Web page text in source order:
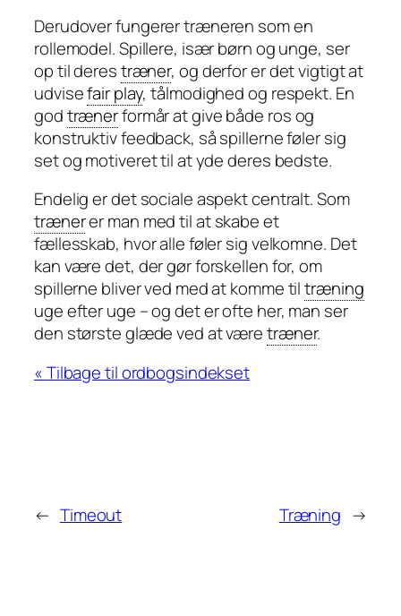
Derudover fungerer træneren som en
rollemodel. Spillere, især børn og unge, ser
op til derestræner, og derfor er det vigtigt at
udvisefair play, tålmodighed og respekt. En
godtrænerformår at give både ros og
konstruktiv feedback, så spillerne føler sig
set og motiveret til at yde deres bedste.
Endelig er det sociale aspekt centralt. Som
trænerer man med til at skabe et
fællesskab, hvor alle føler sig velkomne. Det
kan være det, der gør forskellen for, om
spillerne bliver ved med at komme tiltræning
uge efter uge – og det er ofte her, man ser
den største glæde ved at væretræner.
« Tilbage til ordbogsindekset
← Timeout Træning →